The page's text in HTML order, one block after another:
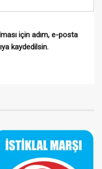
için adım, e-posta
kaydedilsin.